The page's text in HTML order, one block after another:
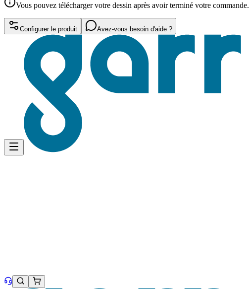
Vous pouvez télécharger votre dessin après avoir terminé votre commande.
Configurer le produit Avez-vous besoin d'aide ?